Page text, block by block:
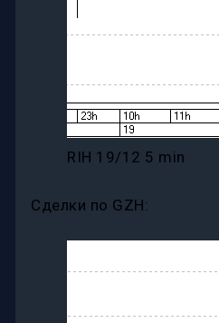
RIH 19/12 5 min
Сделки по GZH: